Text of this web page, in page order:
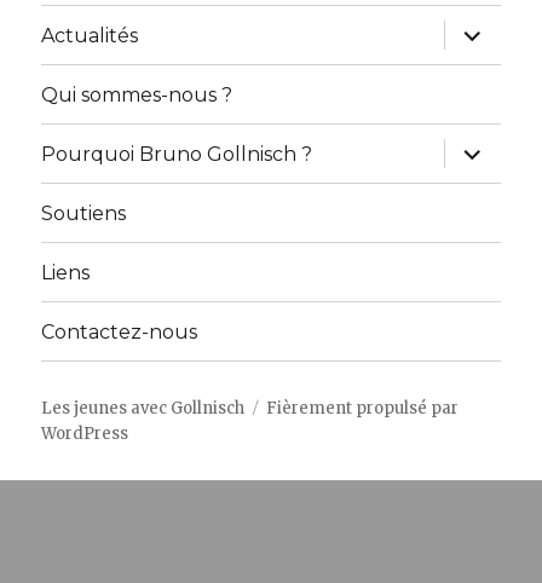
Actualités
ouvrir
le
sous-
Qui sommes-nous ?
Pourquoi Bruno Gollnisch ?
ouvrir
le
sous-
Soutiens
Liens
Contactez-nous
Les jeunes avec Gollnisch
Fièrement propulsé par
WordPress